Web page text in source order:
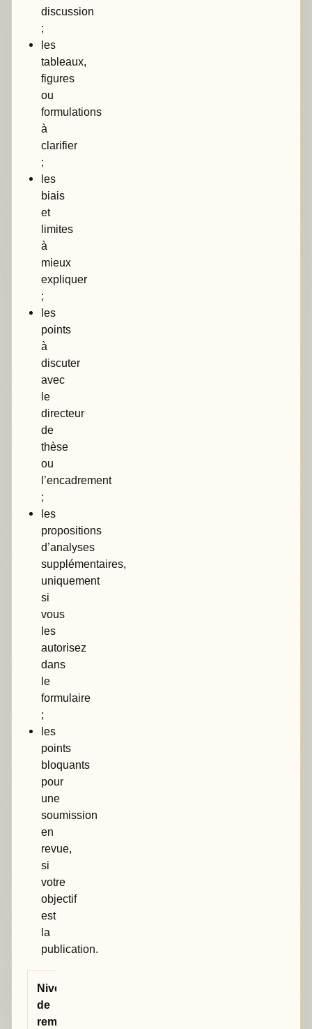
discussion
;
les
tableaux,
figures
ou
formulations
à
clarifier
;
les
biais
et
limites
à
mieux
expliquer
;
les
points
à
discuter
avec
le
directeur
de
thèse
ou
l’encadrement
;
les
propositions
d’analyses
supplémentaires,
uniquement
si
vous
les
autorisez
dans
le
formulaire
;
les
points
bloquants
pour
une
soumission
en
revue,
si
votre
objectif
est
la
publication.
Niveau
de
remarque